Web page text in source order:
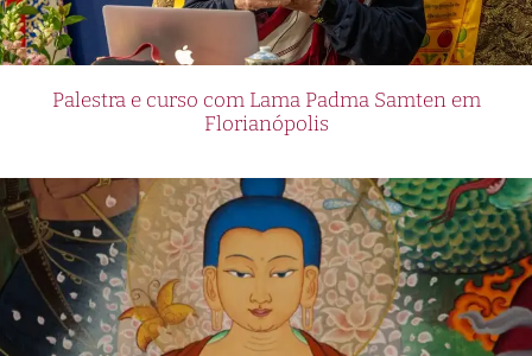
Palestra e curso com Lama Padma Samten em
Florianópolis